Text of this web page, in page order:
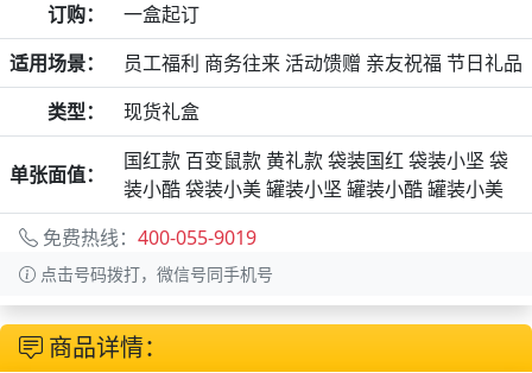
订购：
一盒起订
适用场景：
员工福利 商务往来 活动馈赠 亲友祝福 节日礼品
类型：
现货礼盒
单张面值：
国红款 百变鼠款 黄礼款 袋装国红 袋装小坚 袋
装小酷 袋装小美 罐装小坚 罐装小酷 罐装小美
免费热线： 400-055-9019
点击号码拨打，微信号同手机号
商品详情：